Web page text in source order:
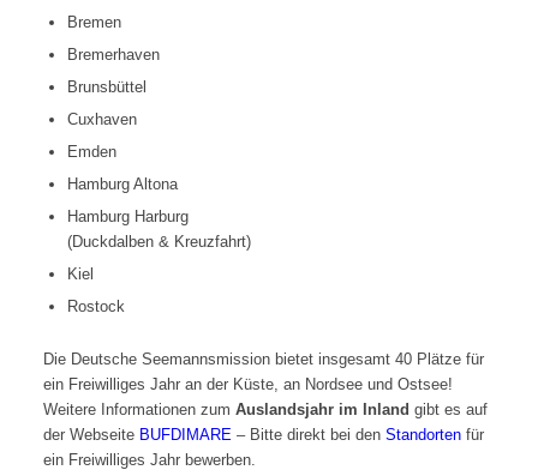
Bremen
Bremerhaven
Brunsbüttel
Cuxhaven
Emden
Hamburg Altona
Hamburg Harburg
(Duckdalben & Kreuzfahrt)
Kiel
Rostock
Die Deutsche Seemannsmission bietet insgesamt 40 Plätze für
ein Freiwilliges Jahr an der Küste, an Nordsee und Ostsee!
Weitere Informationen zum Auslandsjahr im Inland gibt es auf
der Webseite BUFDIMARE – Bitte direkt bei den Standortenfür
ein Freiwilliges Jahr bewerben.